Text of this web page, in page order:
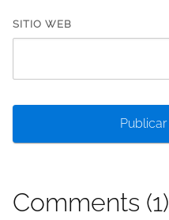
SITIO WEB
Comments (1)